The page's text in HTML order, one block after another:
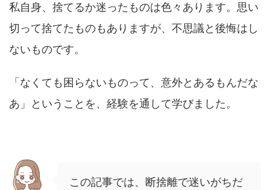
私自身、捨てるか迷ったものは色々あります。思い
切って捨てたものもありますが、不思議と後悔はし
ないものです。
「なくても困らないものって、意外とあるもんだな
あ」ということを、経験を通して学びました。
この記事では、断捨離で迷いがちだ